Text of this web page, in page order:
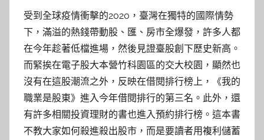
受到全球疫情衝擊的2020，臺灣在獨特的國際情勢
下，滿溢的熱錢帶動股、匯、房市全爆發，許多人都
在今年趁著低檔進場，然後見證臺股創下歷史新高。
而緊挨在電子股大本營竹科園區的交大校園，顯然也
沒有在這股潮流之外，反映在借閱排行榜上，《我的
職業是股東》進入今年借閱排行的第三名。此外，還
有許多相關投資理財的書也進入預約排行榜。這本書
不教大家如何殺進殺出股市，而是要讀者用複利儲蓄